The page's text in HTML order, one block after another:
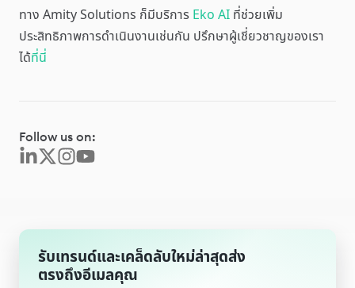
ทาง Amity Solutions ก็มีบริการ Eko AI ที่ช่วยเพิ่ม
ประสิทธิภาพการดำเนินงานเช่นกัน ปรึกษาผู้เชี่ยวชาญของเรา
ได้ที่นี่
Follow us on:
รับเทรนด์และเคล็ดลับใหม่ล่าสุดส่ง
ตรงถึงอีเมลคุณ